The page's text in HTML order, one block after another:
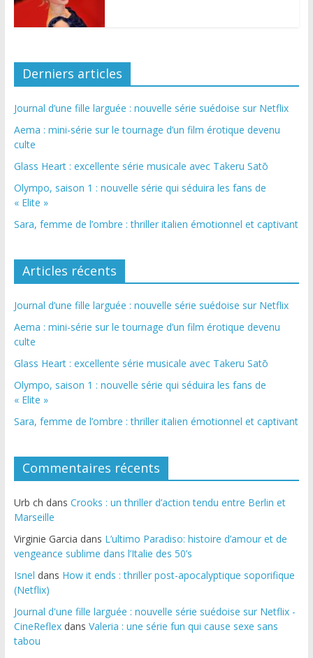
Derniers articles
Journal d’une fille larguée : nouvelle série suédoise sur Netflix
Aema : mini-série sur le tournage d’un film érotique devenu
culte
Glass Heart : excellente série musicale avec Takeru Satō
Olympo, saison 1 : nouvelle série qui séduira les fans de
« Elite »
Sara, femme de l’ombre : thriller italien émotionnel et captivant
Articles récents
Journal d’une fille larguée : nouvelle série suédoise sur Netflix
Aema : mini-série sur le tournage d’un film érotique devenu
culte
Glass Heart : excellente série musicale avec Takeru Satō
Olympo, saison 1 : nouvelle série qui séduira les fans de
« Elite »
Sara, femme de l’ombre : thriller italien émotionnel et captivant
Commentaires récents
Urb ch dans Crooks : un thriller d’action tendu entre Berlin et
Marseille
Virginie Garcia dans L’ultimo Paradiso: histoire d’amour et de
vengeance sublime dans l’Italie des 50’s
Isnel dans How it ends : thriller post-apocalyptique soporifique
(Netflix)
Journal d'une fille larguée : nouvelle série suédoise sur Netflix -
CineReflexdans Valeria : une série fun qui cause sexe sans
tabou